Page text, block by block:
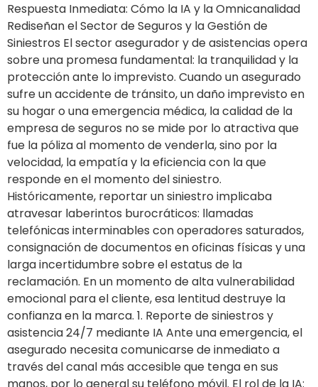
Respuesta Inmediata: Cómo la IA y la Omnicanalidad
Rediseñan el Sector de Seguros y la Gestión de
Siniestros El sector asegurador y de asistencias opera
sobre una promesa fundamental: la tranquilidad y la
protección ante lo imprevisto. Cuando un asegurado
sufre un accidente de tránsito, un daño imprevisto en
su hogar o una emergencia médica, la calidad de la
empresa de seguros no se mide por lo atractiva que
fue la póliza al momento de venderla, sino por la
velocidad, la empatía y la eficiencia con la que
responde en el momento del siniestro.
Históricamente, reportar un siniestro implicaba
atravesar laberintos burocráticos: llamadas
telefónicas interminables con operadores saturados,
consignación de documentos en oficinas físicas y una
larga incertidumbre sobre el estatus de la
reclamación. En un momento de alta vulnerabilidad
emocional para el cliente, esa lentitud destruye la
confianza en la marca. 1. Reporte de siniestros y
asistencia 24/7 mediante IA Ante una emergencia, el
asegurado necesita comunicarse de inmediato a
través del canal más accesible que tenga en sus